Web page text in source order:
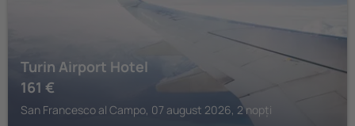
Turin Airport Hotel
161 €
San Francesco al Campo, 07 august 2026, 2 nopți